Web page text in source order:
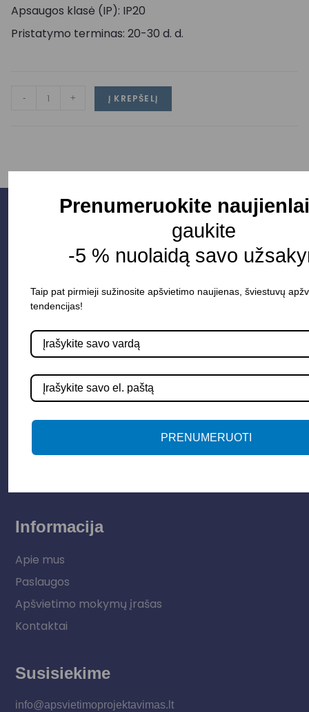
Apsaugos klasė (IP): IP20
Pristatymo terminas: 20-30 d. d.
- + Į KREPŠELĮ
Parduotuvė
Apšvietimo sistemos
LED juostos
Informacija
Apie mus
Paslaugos
Apšvietimo mokymų įrašas
Kontaktai
Susisiekime
info@apsvietimoprojektavimas.lt
Prenumeruokite
gaukite
-5 % nuolaidą savo
Taip pat pirmieji sužinosite apšvietimo naujienas, šviestuvų
tendencijas!
PRENUMERUOTI